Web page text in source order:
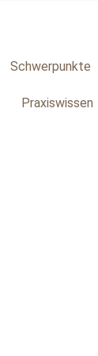
Schwerpunkte
Praxiswissen